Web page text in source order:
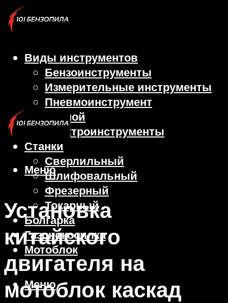
Виды инструментов
Бензоинструменты
Измерительные инструменты
Пневмоинструмент
Ручной
Электроинструменты
Станки
Сверлильный
Шлифовальный
Фрезерный
Токарный
Болгарка
Газонокосилка
Мотоблок
Меню
Меню
Установка
китайского
двигателя на
мотоблок каскад